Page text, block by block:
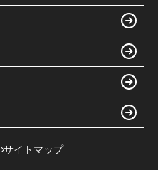
サイトマップ